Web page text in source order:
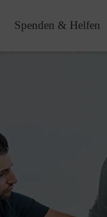
Spenden & Helfen